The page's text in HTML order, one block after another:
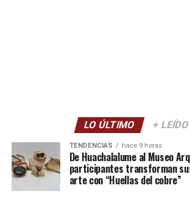
LO ÚLTIMO + LEÍDO
TENDENCIAS hace 9 horas
De Huachalalume al Museo
participantes transforman
arte con “Huellas del cobre”